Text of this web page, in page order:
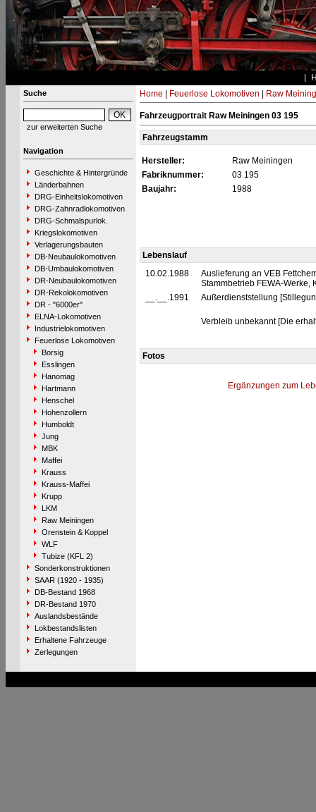
Suche
zur erweiterten Suche
Navigation
Geschichte & Hintergründe
Länderbahnen
DRG-Einheitslokomotiven
DRG-Zahnradlokomotiven
DRG-Schmalspurlok.
Kriegslokomotiven
Verlagerungsbauten
DB-Neubaulokomotiven
DB-Umbaulokomotiven
DR-Neubaulokomotiven
DR-Rekolokomotiven
DR - "6000er"
ELNA-Lokomotiven
Industrielokomotiven
Feuerlose Lokomotiven
Borsig
Esslingen
Hanomag
Hartmann
Henschel
Hohenzollern
Humboldt
Jung
MBK
Maffei
Krauss
Krauss-Maffei
Krupp
LKM
Raw Meiningen
Orenstein & Koppel
WLF
Tubize (KFL 2)
Sonderkonstruktionen
SAAR (1920 - 1935)
DB-Bestand 1968
DR-Bestand 1970
Auslandsbestände
Lokbestandslisten
Erhaltene Fahrzeuge
Zerlegungen
Home Feuerlose Lokomotiven Raw
Fahrzeugportrait Raw Meiningen 03 195
Fahrzeugstamm
Hersteller:
Raw Meiningen
Fabriknummer:
03 195
Baujahr:
1988
Lebenslauf
10.02.1988
Auslieferung an VEB
Stammbetrieb FEWA-
__.__.1991
Außerdienststellung
Verbleib unbekannt [Die
Fotos
Ergänzungen zum